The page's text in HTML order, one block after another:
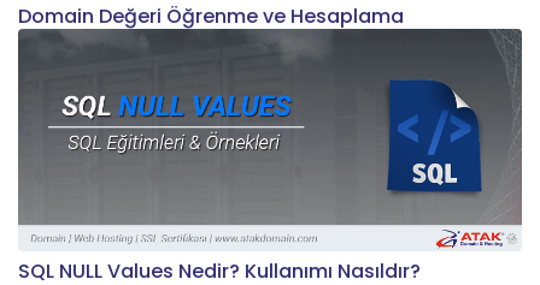
Domain Değeri Öğrenme ve Hesaplama
SQL NULL Values Nedir? Kullanımı Nasıldır?